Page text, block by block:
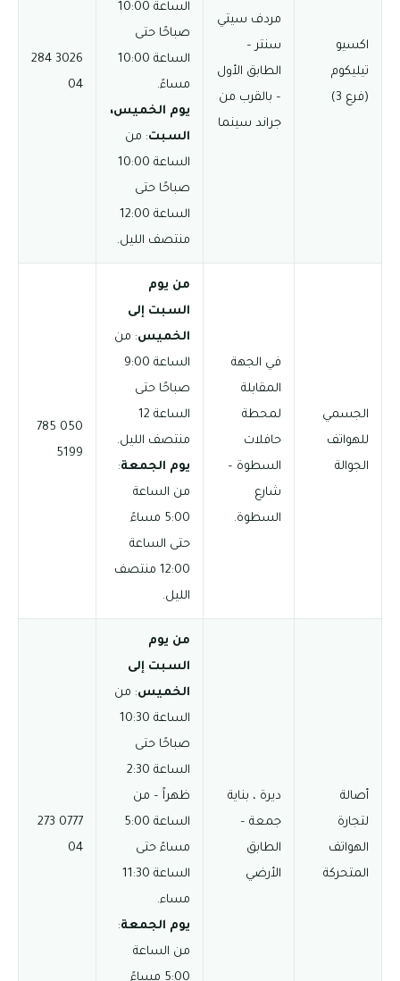
اكسيو
تيليكوم
(فرع 3)
مردف سيتي
سنتر –
الطابق الأول
– بالقرب من
جراند سينما
الساعة 10:00
صباحًا حتى
الساعة 10:00
مساءً.
يوم الخميس،
السبت: من
الساعة 10:00
صباحًا حتى
الساعة 12:00
منتصف الليل.
3026 284
04
الجسمي
للهواتف
الجوالة
في الجهة
المقابلة
لمحطة
حافلات
السطوة –
شارع
السطوة.
من يوم
السبت إلى
الخميس: من
الساعة 9:00
صباحًا حتى
الساعة 12
منتصف الليل.
يوم الجمعة:
من الساعة
5:00 مساءً
حتى الساعة
12:00 منتصف
الليل.
050 785
5199
أصالة
لتجارة
الهواتف
المتحركة
ديرة ، بناية
جمعة –
الطابق
الأرضي
من يوم
السبت إلى
الخميس: من
الساعة 10:30
صباحًا حتى
الساعة 2:30
ظهراً – من
الساعة 5:00
مساءً حتى
الساعة 11:30
مساء.
يوم الجمعة:
من الساعة
5:00 مساءً
0777 273
04